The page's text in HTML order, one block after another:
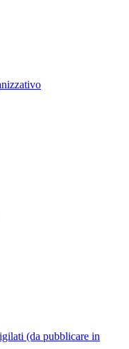
(da pubblicare in